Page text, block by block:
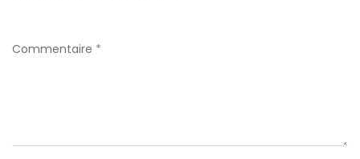
Commentaire *